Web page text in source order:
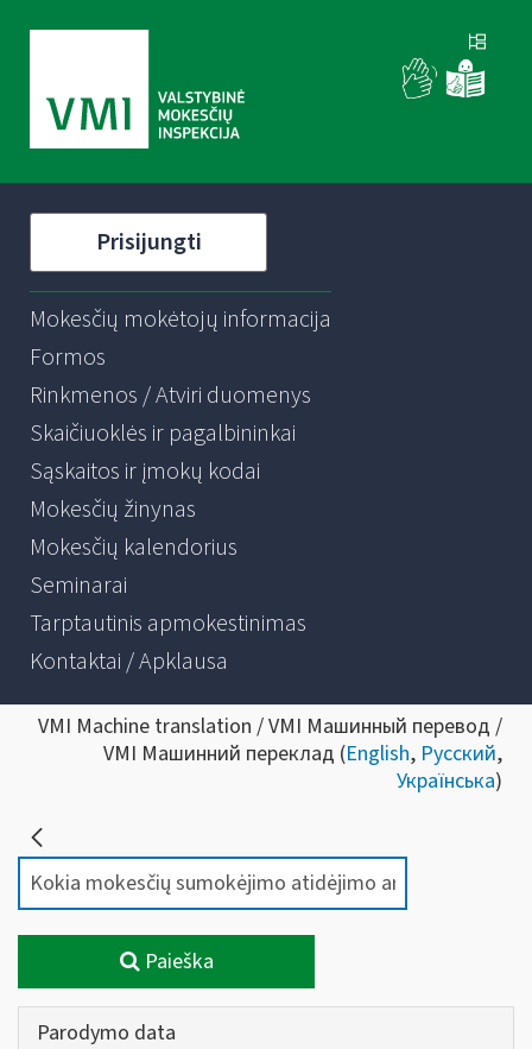
Prisijungti
Mokesčių mokėtojų informacija
Formos
Rinkmenos / Atviri duomenys
Skaičiuoklės ir pagalbininkai
Sąskaitos ir įmokų kodai
Mokesčių žinynas
Mokesčių kalendorius
Seminarai
Tarptautinis apmokestinimas
Kontaktai / Apklausa
VMI Machine translation / VMI Машинный перевод /
VMI Машинний переклад (English, Русский,
Українська)
Paieška
Parodymo data